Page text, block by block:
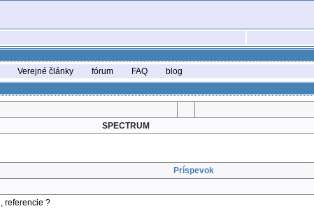
Verejné články fórum FAQ
blog
SPECTRUM
Príspevok
referencie ?